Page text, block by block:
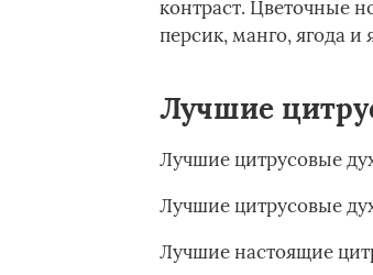
контраст. Цветочные
персик, манго, ягода и
Лучшие
Лучшие цитрусовые
Лучшие цитрусовые
Лучшие настоящие